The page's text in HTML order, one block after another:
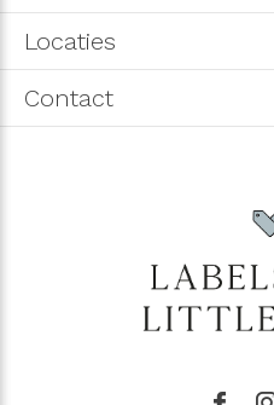
Locaties
Contact